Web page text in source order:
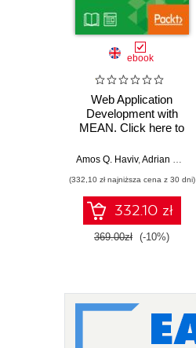
ebook
Web Application
Development with
MEAN. Click here to
Amos Q. Haviv,Adrian Mejia
(332,10 zł najniższa cena z 30 dni)
332.10 zł
369.00zł (-10%)